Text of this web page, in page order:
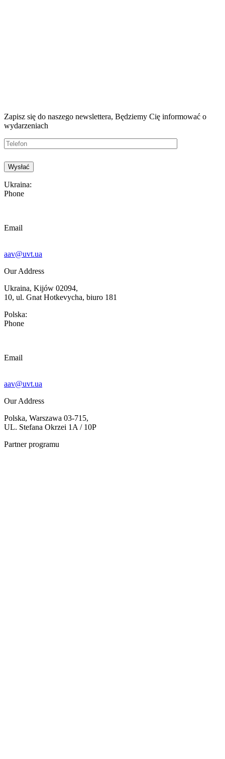
Zapisz się do naszego newslettera, Będziemy Cię informować o
wydarzeniach
Ukraina:
Phone
Email
aav@uvt.ua
Our Address
Ukraina, Kijów 02094,
10, ul. Gnat Hotkevycha, biuro 181
Polska:
Phone
Email
aav@uvt.ua
Our Address
Polska, Warszawa 03-715,
UL. Stefana Okrzei 1A / 10P
Partner programu